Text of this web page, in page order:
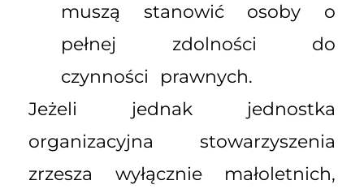
muszą stanowić osoby o
pełnej zdolności do
czynności prawnych.
Jeżeli jednak jednostka
organizacyjna stowarzyszenia
zrzesza wyłącznie małoletnich,